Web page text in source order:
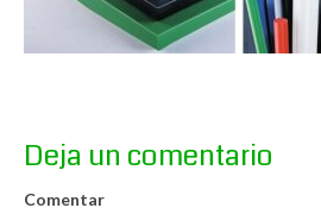
Deja un comentario
Comentar